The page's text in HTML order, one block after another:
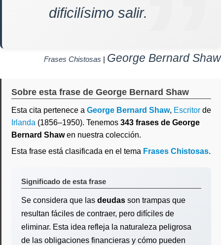
dificilísimo salir.
Frases Chistosas | George Bernard Shaw
Sobre esta frase de George Bernard Shaw
Esta cita pertenece a George Bernard Shaw, Escritor de
Irlanda (1856–1950). Tenemos 343 frases de George
Bernard Shawen nuestra colección.
Esta frase está clasificada en el tema Frases Chistosas.
Significado de esta frase
Se considera que las deudas son trampas que
resultan fáciles de contraer, pero difíciles de
eliminar. Esta idea refleja la naturaleza peligrosa
de las obligaciones financieras y cómo pueden